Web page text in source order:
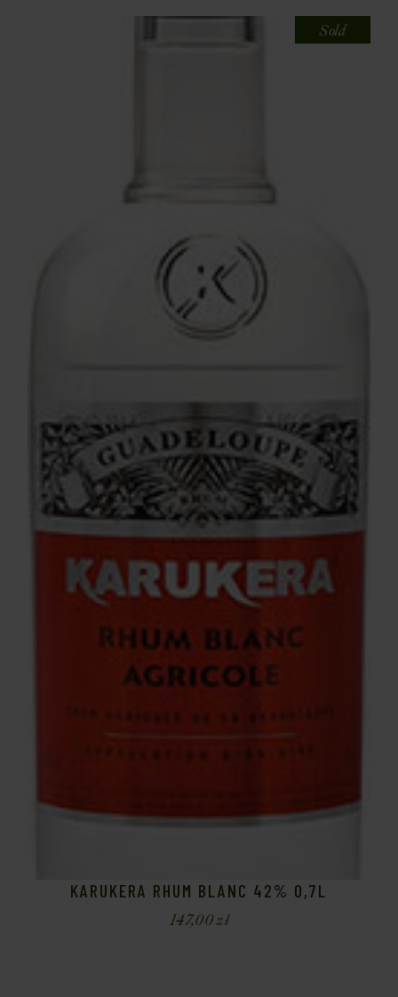
Sold
KARUKERA RHUM BLANC 42% 0,7L
147,00zł